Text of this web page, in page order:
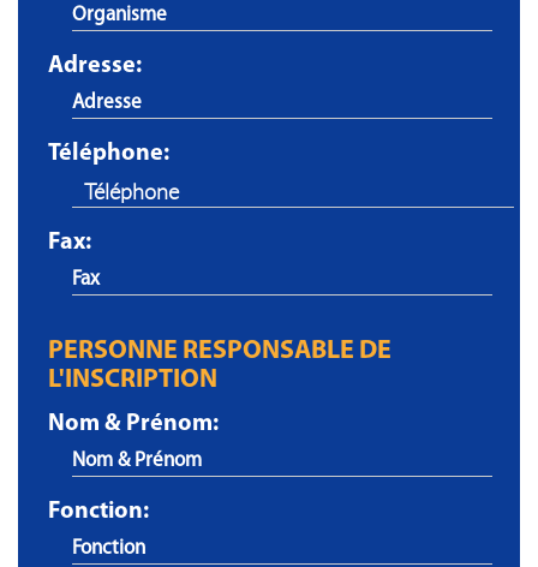
Adresse:
Téléphone:
Fax:
PERSONNE RESPONSABLE DE
L'INSCRIPTION
Nom & Prénom:
Fonction: